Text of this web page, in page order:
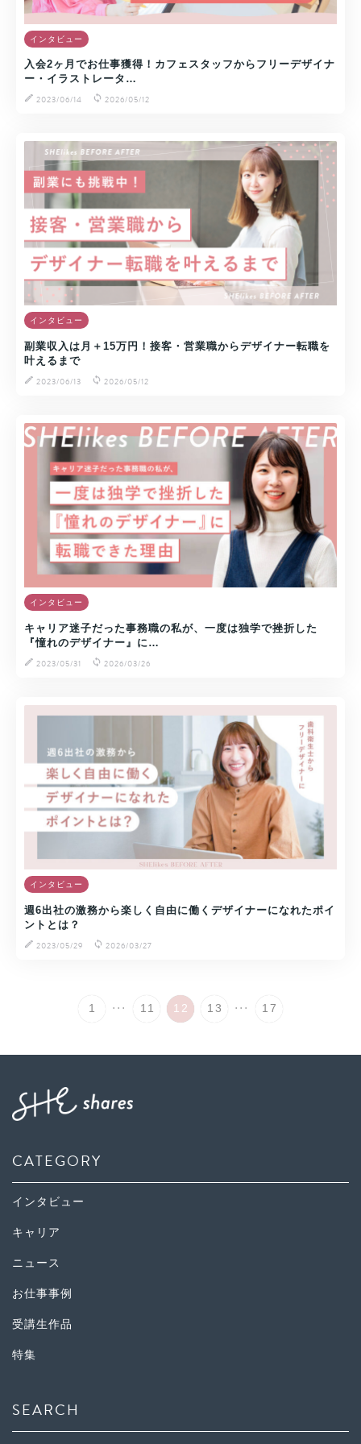
インタビュー
入会2ヶ月でお仕事獲得！カフェスタッフからフリーデザイナ
ー・イラストレータ…
2023/06/14
2026/05/12
インタビュー
副業収入は月＋15万円！接客・営業職からデザイナー転職を
叶えるまで
2023/06/13
2026/05/12
インタビュー
キャリア迷子だった事務職の私が、一度は独学で挫折した
『憧れのデザイナー』に…
2023/05/31
2026/03/26
インタビュー
週6出社の激務から楽しく自由に働くデザイナーになれたポイ
ントとは？
2023/05/29
2026/03/27
1 ... 11 12 13 ... 17
CATEGORY
インタビュー
キャリア
ニュース
お仕事事例
受講生作品
特集
SEARCH